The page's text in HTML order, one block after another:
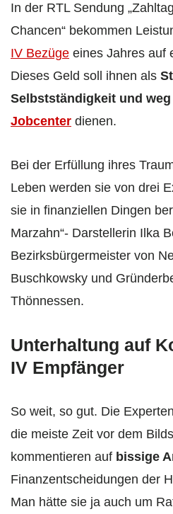
In der RTL Sendung
Chancen“ bekommen
IV Bezüge eines Jahres auf
Dieses Geld soll ihnen als
Selbstständigkeit und weg
Jobcenter dienen.
Bei der Erfüllung ihres
Leben werden sie von drei
sie in finanziellen Dingen
Marzahn“- Darstellerin Ilka
Bezirksbürgermeister von
Buschkowsky und
Thönnessen.
Unterhaltung auf
IV Empfänger
So weit, so gut. Die
die meiste Zeit vor dem
kommentieren auf bissige
Finanzentscheidungen der
Man hätte sie ja auch um